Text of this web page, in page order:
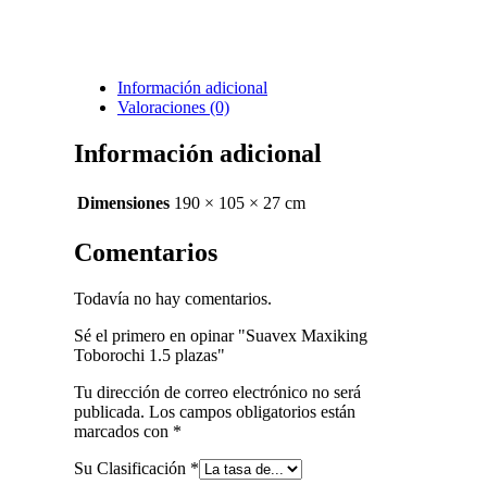
Información adicional
Valoraciones (0)
Información adicional
Dimensiones 190 × 105 × 27 cm
Comentarios
Todavía no hay comentarios.
Sé el primero en opinar "Suavex Maxiking
Toborochi 1.5 plazas"
Tu dirección de correo electrónico no será
publicada. Los campos obligatorios están
marcados con *
Su Clasificación *